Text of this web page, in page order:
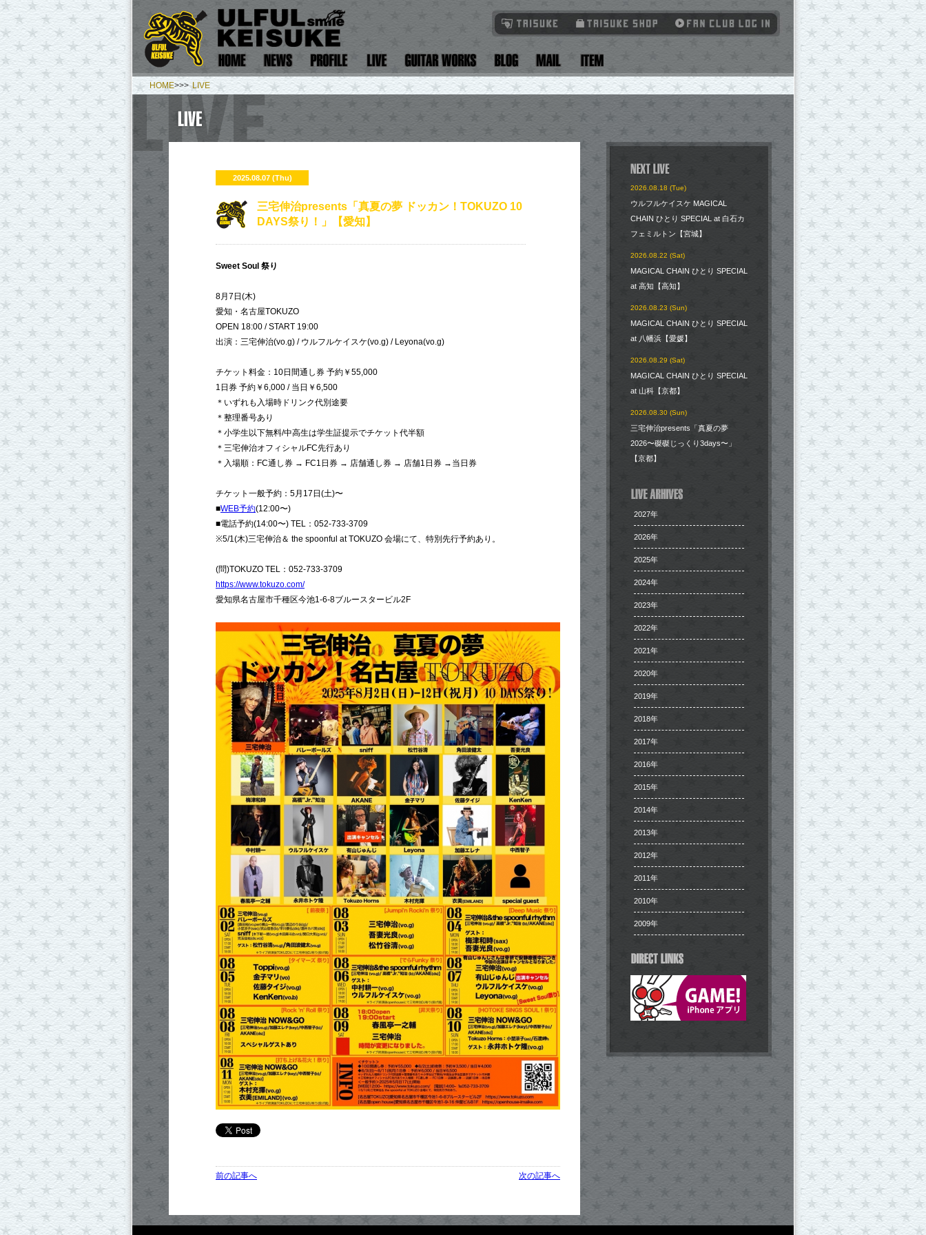
HOME>>> LIVE
2025.08.07 (Thu)
三宅伸治presents「真夏の夢 ドッカン！TOKUZO 10
DAYS祭り！」【愛知】
Sweet Soul 祭り
8月7日(木)
愛知・名古屋TOKUZO
OPEN 18:00 / START 19:00
出演：三宅伸治(vo.g) / ウルフルケイスケ(vo.g) / Leyona(vo.g)
チケット料金：10日間通し券 予約￥55,000
1日券 予約￥6,000 / 当日￥6,500
＊いずれも入場時ドリンク代別途要
＊整理番号あり
＊小学生以下無料/中高生は学生証提示でチケット代半額
＊三宅伸治オフィシャルFC先行あり
＊入場順：FC通し券 → FC1日券 → 店舗通し券 → 店舗1日券 →当日券
チケット一般予約：5月17日(土)〜
■WEB予約(12:00〜)
■電話予約(14:00〜) TEL：052-733-3709
※5/1(木)三宅伸治＆ the spoonful at TOKUZO 会場にて、特別先行予約あり。
(問)TOKUZO TEL：052-733-3709
https://www.tokuzo.com/
愛知県名古屋市千種区今池1-6-8ブルースタービル2F
前の記事へ 次の記事へ
2026.08.18 (Tue)
ウルフルケイスケ MAGICAL
CHAIN ひとり SPECIAL at 白石カ
フェミルトン【宮城】
2026.08.22 (Sat)
MAGICAL CHAIN ひとり SPECIAL
at 高知【高知】
2026.08.23 (Sun)
MAGICAL CHAIN ひとり SPECIAL
at 八幡浜【愛媛】
2026.08.29 (Sat)
MAGICAL CHAIN ひとり SPECIAL
at 山科【京都】
2026.08.30 (Sun)
三宅伸治presents「真夏の夢
2026〜磔磔じっくり3days〜」
【京都】
2027年
2026年
2025年
2024年
2023年
2022年
2021年
2020年
2019年
2018年
2017年
2016年
2015年
2014年
2013年
2012年
2011年
2010年
2009年